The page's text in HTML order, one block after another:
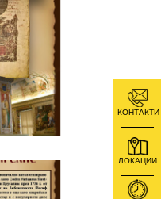
КОНТАКТИ
ЛОКАЦИИ